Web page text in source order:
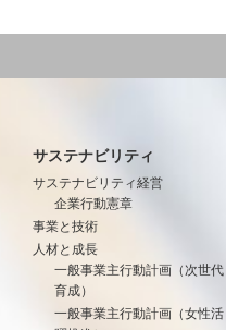
サステナビリティ
サステナビリティ経営
企業行動憲章
事業と技術
人材と成長
一般事業主行動計画（次世代
育成）
一般事業主行動計画（女性活